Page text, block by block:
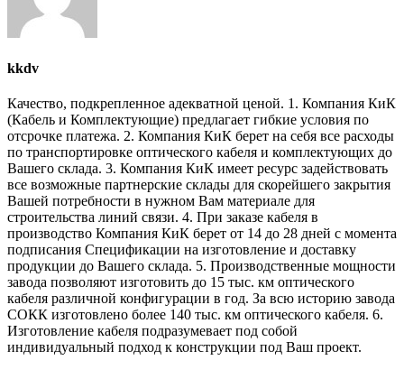
kkdv
Качество, подкрепленное адекватной ценой. 1. Компания КиК
(Кабель и Комплектующие) предлагает гибкие условия по
отсрочке платежа. 2. Компания КиК берет на себя все расходы
по транспортировке оптического кабеля и комплектующих до
Вашего склада. 3. Компания КиК имеет ресурс задействовать
все возможные партнерские склады для скорейшего закрытия
Вашей потребности в нужном Вам материале для
строительства линий связи. 4. При заказе кабеля в
производство Компания КиК берет от 14 до 28 дней с момента
подписания Спецификации на изготовление и доставку
продукции до Вашего склада. 5. Производственные мощности
завода позволяют изготовить до 15 тыс. км оптического
кабеля различной конфигурации в год. За всю историю завода
СОКК изготовлено более 140 тыс. км оптического кабеля. 6.
Изготовление кабеля подразумевает под собой
индивидуальный подход к конструкции под Ваш проект.